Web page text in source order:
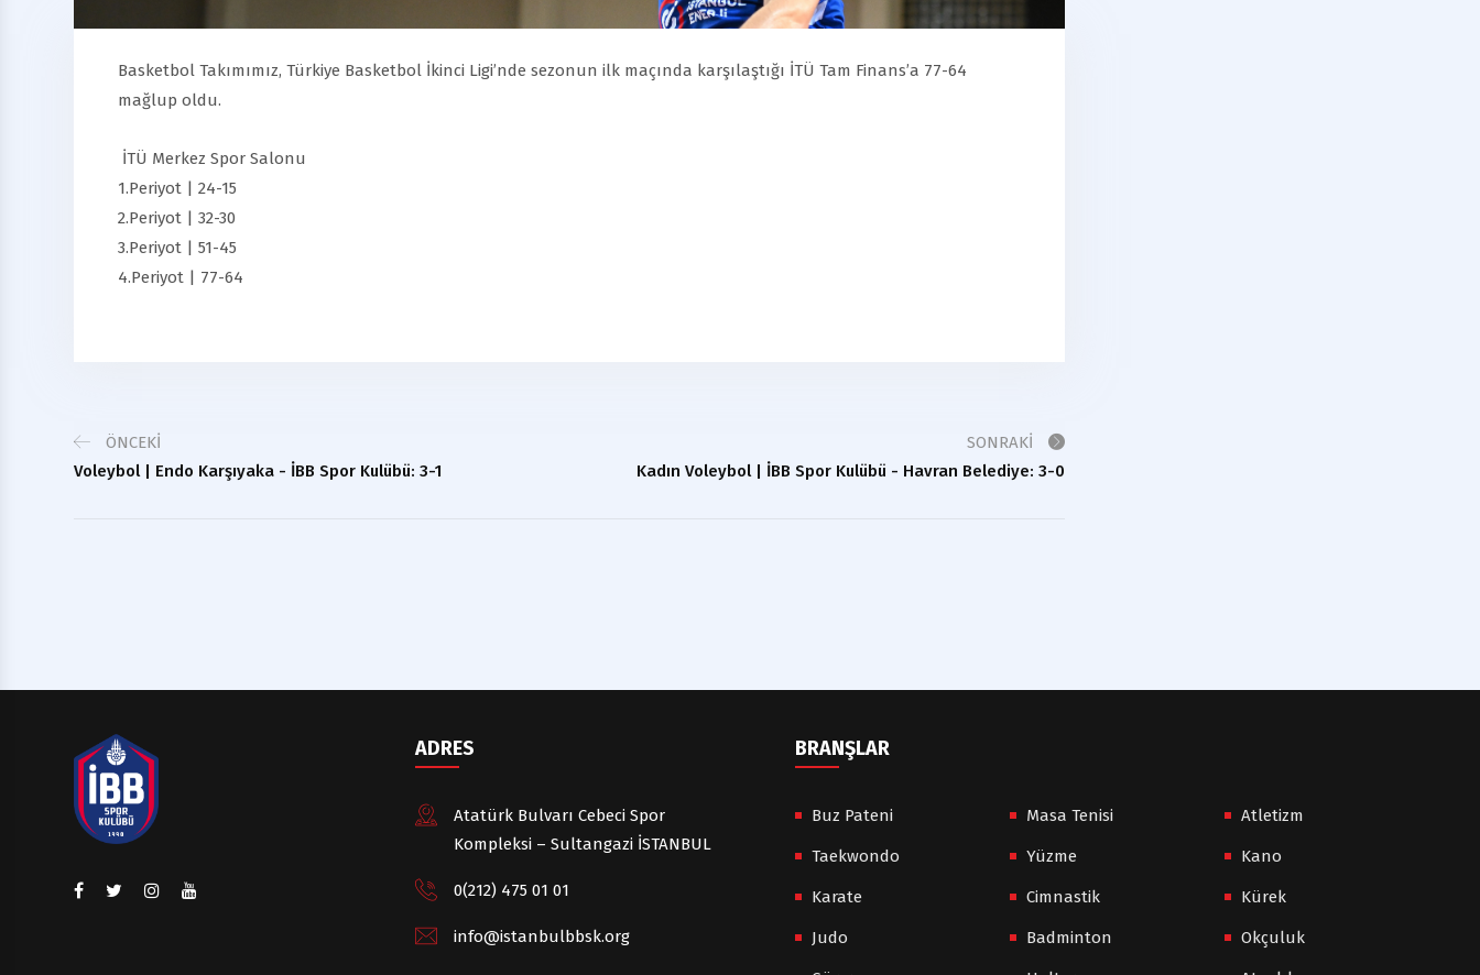
Basketbol Takımımız, Türkiye Basketbol İkinci Ligi’nde sezonun ilk maçında karşılaştığı İTÜ Tam Finans’a 77-64
mağlup oldu.
İTÜ Merkez Spor Salonu
1.Periyot | 24-15
2.Periyot | 32-30
3.Periyot | 51-45
4.Periyot | 77-64
ÖNCEKI
Voleybol | Endo Karşıyaka - İBB Spor Kulübü: 3-1
SONRAKI
Kadın Voleybol | İBB Spor Kulübü - Havran Belediye: 3-0
ADRES
Atatürk Bulvarı Cebeci Spor
Kompleksi – Sultangazi İSTANBUL
0(212) 475 01 01
info@istanbulbbsk.org
BRANŞLAR
Buz Pateni
Taekwondo
Karate
Judo
Masa Tenisi
Yüzme
Cimnastik
Badminton
Atletizm
Kano
Kürek
Okçuluk